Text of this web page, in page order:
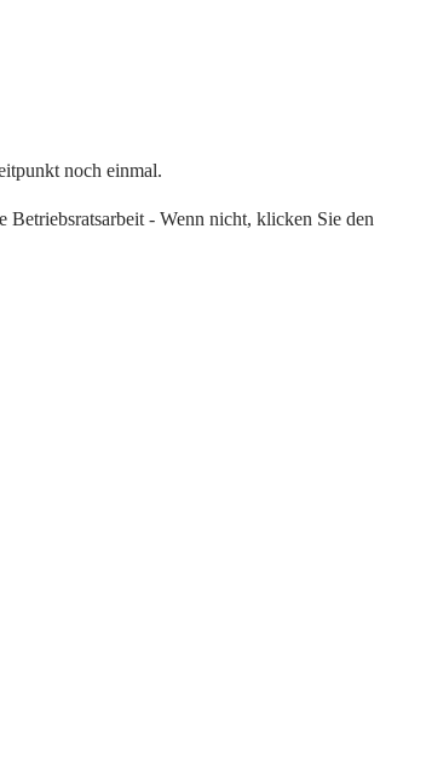
noch einmal.
Betriebsratsarbeit - Wenn nicht, klicken Sie den